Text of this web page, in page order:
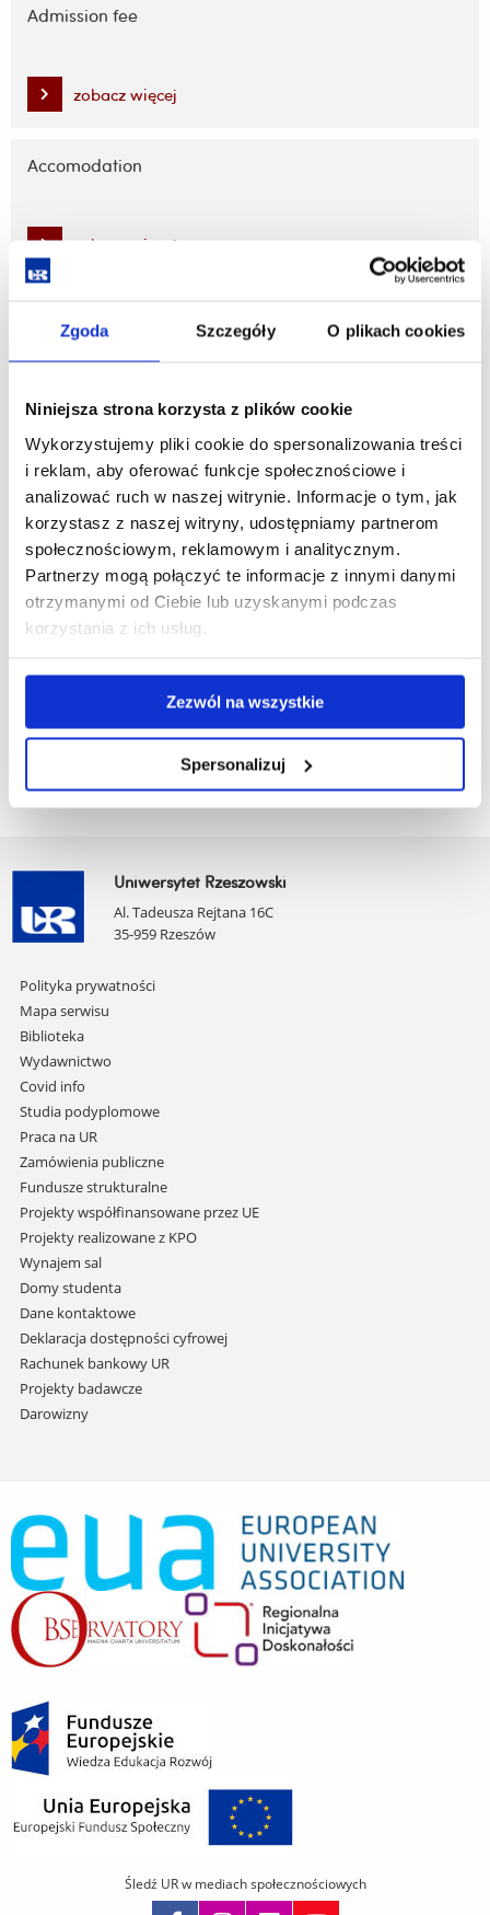
Zgoda Szczegóły O plikach cookies
Niniejsza strona korzysta z plików cookie
Wykorzystujemy pliki cookie do spersonalizowania treści
i reklam, aby oferować funkcje społecznościowe i
analizować ruch w naszej witrynie. Informacje o tym, jak
korzystasz z naszej witryny, udostępniamy partnerom
społecznościowym, reklamowym i analitycznym.
Partnerzy mogą połączyć te informacje z innymi danymi
otrzymanymi od Ciebie lub uzyskanymi podczas
korzystania z ich usług.
Zezwól na wszystkie
Spersonalizuj
Admission fee
zobacz więcej
Accomodation
zobacz więcej
Recognition of foreign school certificates and
diplomas in Poland
zobacz więcej
English Language Proficiency
zobacz więcej
Uniwersytet Rzeszowski
Al. Tadeusza Rejtana 16C
35-959 Rzeszów
Pomiń
nawigację
i
przejdź
do
treści
Polityka prywatności
Mapa serwisu
Biblioteka
Wydawnictwo
Covid info
Studia podyplomowe
Praca na UR
Zamówienia publiczne
Fundusze strukturalne
Projekty współfinansowane przez UE
Projekty realizowane z KPO
Wynajem sal
Domy studenta
Dane kontaktowe
Deklaracja dostępności cyfrowej
Rachunek bankowy UR
Projekty badawcze
Darowizny
Śledź UR w mediach społecznościowych